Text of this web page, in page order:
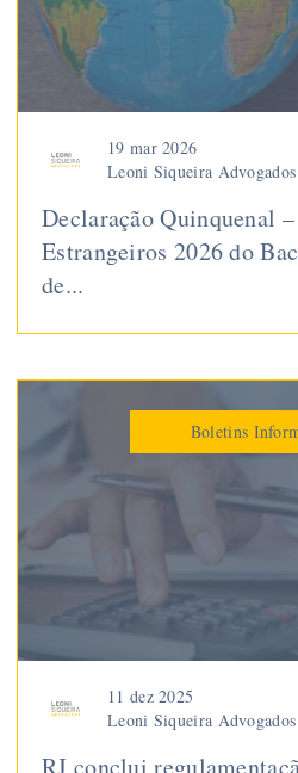
19 mar 2026
Leoni Siqueira Advogados
Declaração Quinquenal
Estrangeiros 2026 do
de...
Boletins
11 dez 2025
Leoni Siqueira Advogados
RJ conclui